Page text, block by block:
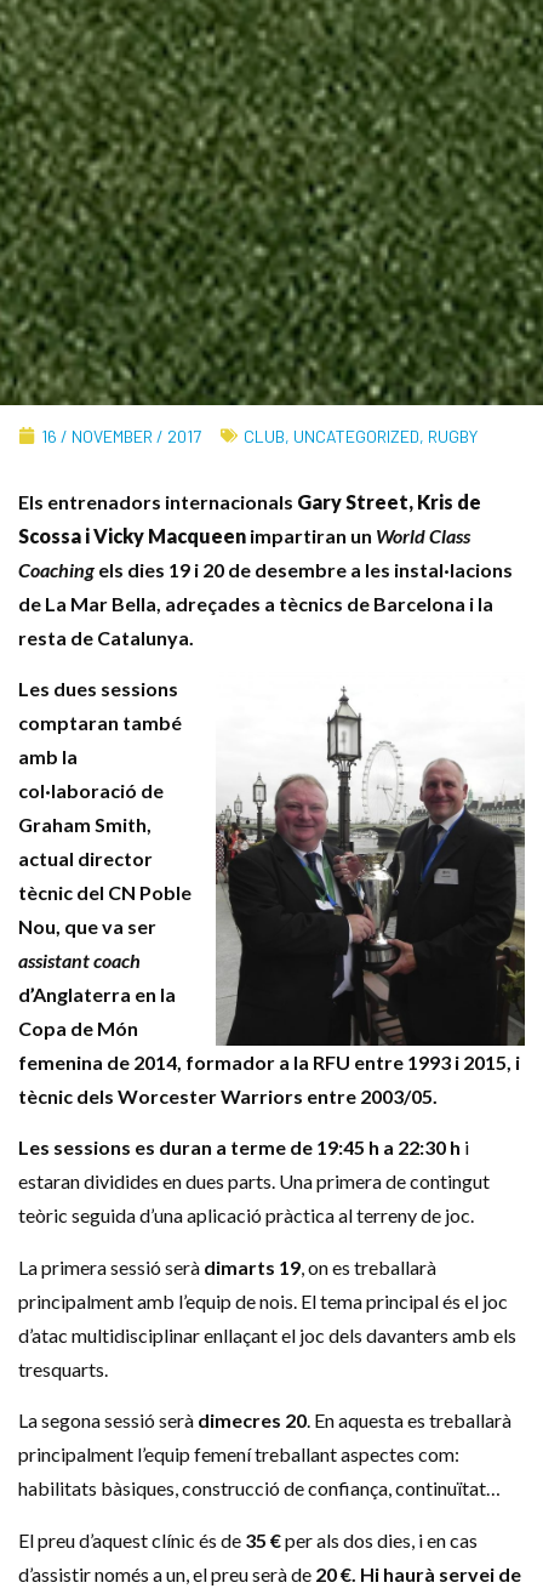
16 / NOVEMBER / 2017 CLUB, UNCATEGORIZED, RUGBY
Els entrenadors internacionals Gary Street, Kris de
Scossa i Vicky Macqueen impartiran un World Class
Coaching els dies 19 i 20 de desembre a les instal·lacions
de La Mar Bella, adreçades a tècnics de Barcelona i la
resta de Catalunya.
Les dues sessions
comptaran també
amb la
col·laboració de
Graham Smith,
actual director
tècnic del CN Poble
Nou, que va ser
assistant coach
d’Anglaterra en la
Copa de Món
femenina de 2014, formador a la RFU entre 1993 i 2015, i
tècnic dels Worcester Warriors entre 2003/05.
Les sessions es duran a terme de 19:45 h a 22:30 h i
estaran dividides en dues parts. Una primera de contingut
teòric seguida d’una aplicació pràctica al terreny de joc.
La primera sessió serà dimarts 19, on es treballarà
principalment amb l’equip de nois. El tema principal és el joc
d’atac multidisciplinar enllaçant el joc dels davanters amb els
tresquarts.
La segona sessió serà dimecres 20. En aquesta es treballarà
principalment l’equip femení treballant aspectes com:
habilitats bàsiques, construcció de confiança, continuïtat…
El preu d’aquest clínic és de 35 €per als dos dies, i en cas
d’assistir només a un, el preu serà de 20 €. Hi haurà servei de